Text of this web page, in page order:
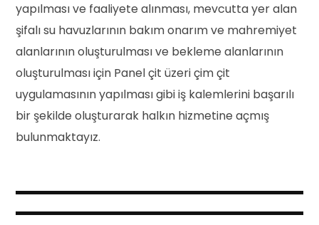
yapılması ve faaliyete alınması, mevcutta yer alan
şifalı su havuzlarının bakım onarım ve mahremiyet
alanlarının oluşturulması ve bekleme alanlarının
oluşturulması için Panel çit üzeri çim çit
uygulamasının yapılması gibi iş kalemlerini başarılı
bir şekilde oluşturarak halkın hizmetine açmış
bulunmaktayız.